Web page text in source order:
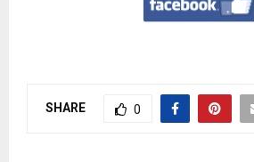
SHARE 0